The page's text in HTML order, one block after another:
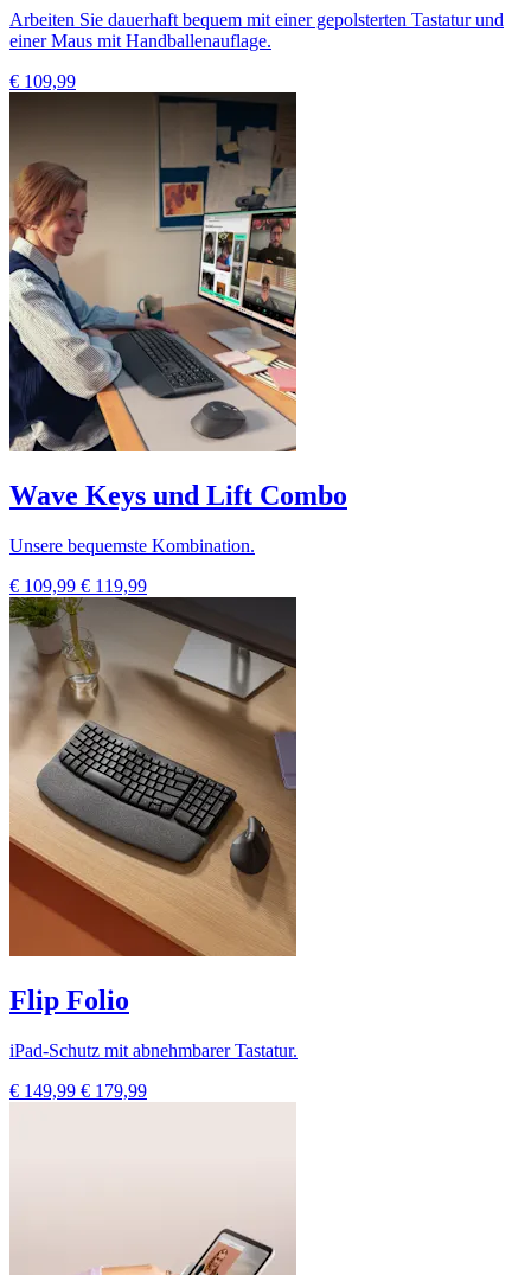
Arbeiten Sie dauerhaft bequem mit einer gepolsterten Tastatur und
einer Maus mit Handballenauflage.
€ 109,99
Wave Keys und Lift Combo
Unsere bequemste Kombination.
€ 109,99 € 119,99
Flip Folio
iPad-Schutz mit abnehmbarer Tastatur.
€ 149,99 € 179,99